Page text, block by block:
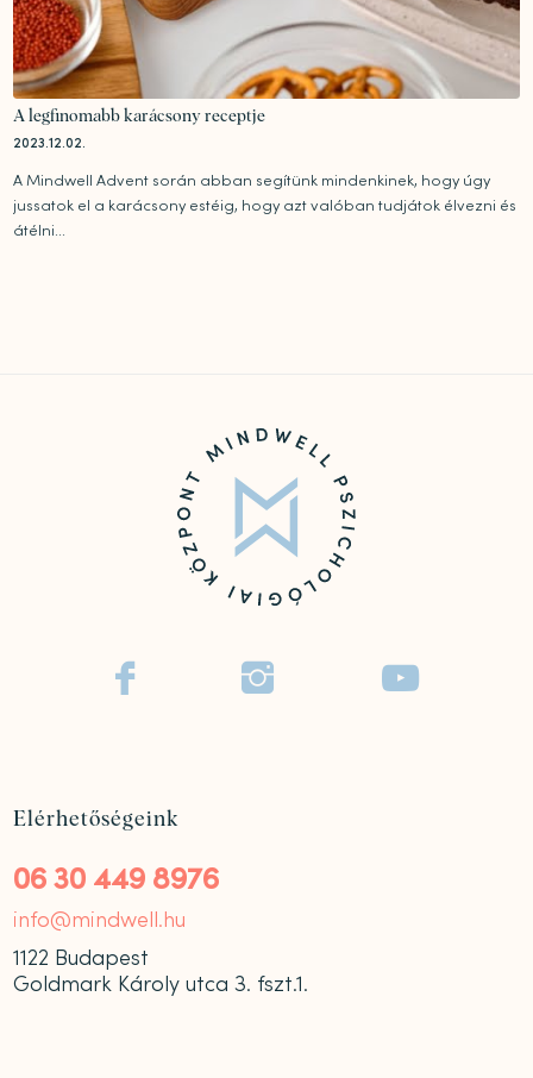
A legfinomabb karácsony receptje
2023.12.02.
A Mindwell Advent során abban segítünk mindenkinek, hogy úgy
jussatok el a karácsony estéig, hogy azt valóban tudjátok élvezni és
átélni...
  
Elérhetőségeink
06 30 449 8976
info@mindwell.hu
1122 Budapest
Goldmark Károly utca 3. fszt.1.